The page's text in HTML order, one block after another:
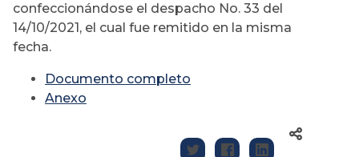
confeccionándose el despacho No. 33 del
14/10/2021, el cual fue remitido en la misma
fecha.
Documento completo
Anexo